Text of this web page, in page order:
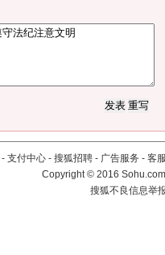
- 支付中心 - 搜狐招聘 - 广告服务 - 客
Copyright©2016
搜狐不良信息举